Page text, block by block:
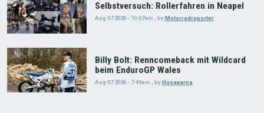
Selbstversuch: Rollerfahren in Neapel
Aug 07 2026 - 10:07am byMotorradreporter
Billy Bolt: Renncomeback mit Wildcard
beim EnduroGP Wales
Aug 07 2026 - 7:49am , byHusqvarna